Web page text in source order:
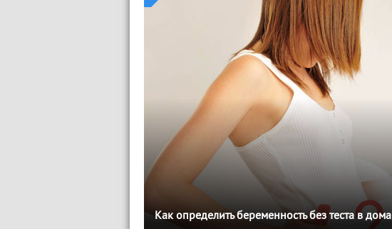
Как определить беременность без теста в